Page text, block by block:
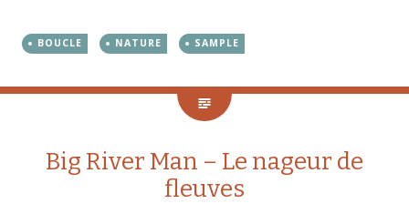
BOUCLE NATURE SAMPLE
Big River Man – Le nageur de
fleuves